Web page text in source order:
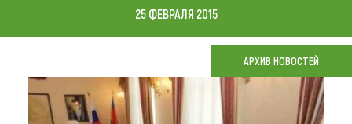
Карта
Что привезти (сувениры)
25 ФЕВРАЛЯ 2015
АРХИВ НОВОСТЕЙ